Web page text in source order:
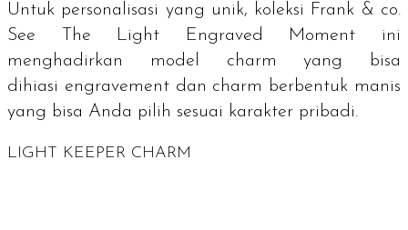
Untuk personalisasi yang unik, koleksi Frank & co.
See The Light Engraved Moment ini
menghadirkan model charm yang bisa
dihiasi engravementdan charm berbentuk manis
yang bisa Anda pilih sesuai karakter pribadi.
LIGHT KEEPER CHARM